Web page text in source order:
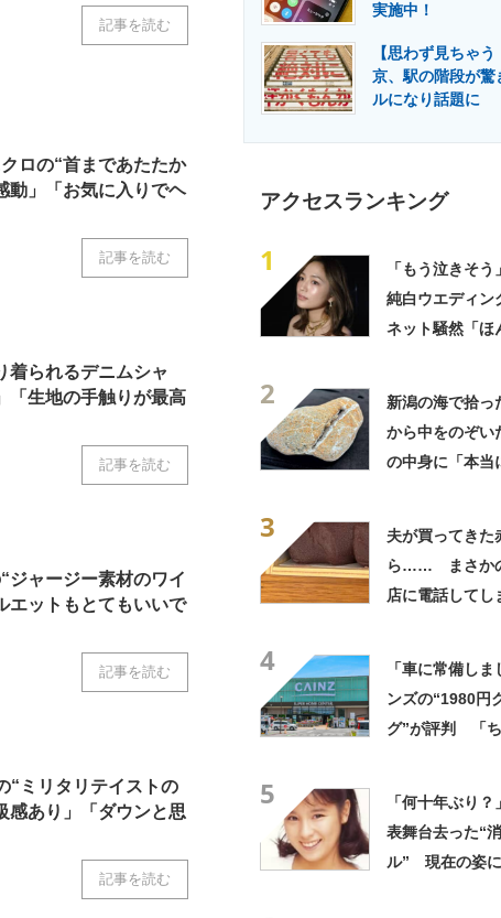
記事を読む
ロの“首まであたたか
」「お気に入りでヘ
記事を読む
着られるデニムシャ
生地の手触りが最高
記事を読む
ジャージー素材のワイ
エットもとてもいいで
記事を読む
“ミリタリテイストの
感あり」「ダウンと思
記事を読む
実施中！
【思わず見ちゃ
京、駅の階段が驚
ルになり話題に
アクセスランキング
1
「もう泣きそう
純白ウエディン
ネット騒然「ほ
2
新潟の海で拾
から中をのぞ
の中身に「本当
3
夫が買ってき
ら…… まさか
店に電話してし
4
「車に常備し
ンズの“1980円
グ”が評判 「
5
「何十年ぶり
表舞台去った“
ル” 現在の姿